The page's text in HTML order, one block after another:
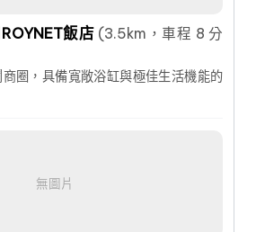
飯店 (3.5km，車程 8 分
圈，具備寬敞浴缸與極佳生活機能的
無圖片